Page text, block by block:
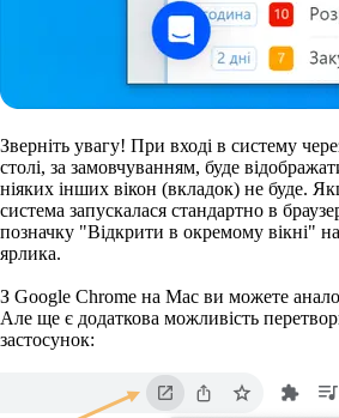
Зверніть увагу! При вході в систему
столі, за замовчуванням, буде
ніяких інших вікон (вкладок) не буде.
система запускалася стандартно в
позначку "Відкрити в окремому вікні"
ярлика.
З Google Chrome на Mac ви можете
Але ще є додаткова можливість
застосунок: